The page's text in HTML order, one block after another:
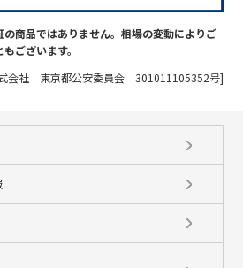
商品ではありません。相場の変動によりご
ございます。
会社 東京都公安委員会 301011105352号]